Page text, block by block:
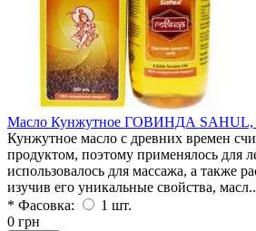
Масло Кунжутное ГОВИНДА SAHUL,
Кунжутное масло с древних времен
продуктом, поэтому применялось для
использовалось для массажа, а также
изучив его уникальные свойства, масл..
* Фасовка:
1 шт.
0 грн